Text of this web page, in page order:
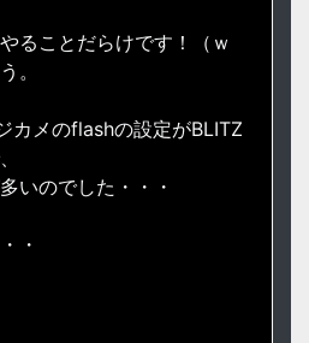
ることだらけです！（ｗ
。
カメのflashの設定がBLITZ
いのでした・・・
・